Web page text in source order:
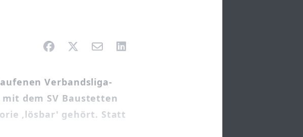
Verbandsliga-
dem SV Baustetten
,lösbar' gehört. Statt